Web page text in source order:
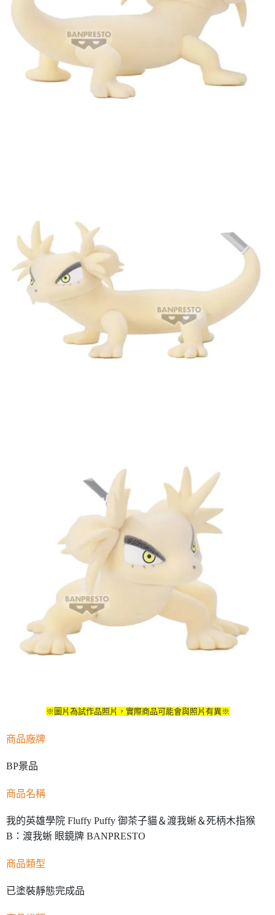
※圖片為試作品照片，實際商品可能會與照片有異※
商品廠牌
BP景品
商品名稱
我的英雄學院 Fluffy Puffy 御茶子貓＆渡我蜥＆死柄木指猴
B：渡我蜥 眼鏡牌 BANPRESTO
商品類型
已塗裝靜態完成品